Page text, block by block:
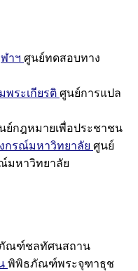
าฯ ศูนย์ทดสอบทาง
พระเกียรติ ศูนย์การแปล
ย์กฎหมายเพื่อประชาชน
กรณ์มหาวิทยาลัย ศูนย์
มหาวิทยาลัย
ณฑ์ชลทัศนสถาน
พิพิธภัณฑ์พระจุฑาธุช